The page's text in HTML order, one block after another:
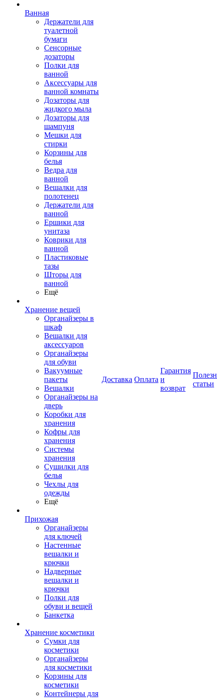
Ванная
Держатели для
туалетной
бумаги
Сенсорные
дозаторы
Полки для
ванной
Аксессуары для
ванной комнаты
Дозаторы для
жидкого мыла
Дозаторы для
шампуня
Мешки для
стирки
Корзины для
белья
Ведра для
ванной
Вешалки для
полотенец
Держатели для
ванной
Ершики для
унитаза
Коврики для
ванной
Пластиковые
тазы
Шторы для
ванной
Ещё
Хранение вещей
Органайзеры в
шкаф
Вешалки для
аксессуаров
Органайзеры
для обуви
Вакуумные
пакеты
Вешалки
Органайзеры на
дверь
Коробки для
хранения
Кофры для
хранения
Системы
хранения
Сушилки для
белья
Чехлы для
одежды
Ещё
Прихожая
Органайзеры
для ключей
Настенные
вешалки и
крючки
Надверные
вешалки и
крючки
Полки для
обуви и вещей
Банкетка
Хранение косметики
Сумки для
косметики
Органайзеры
для косметики
Корзины для
косметики
Контейнеры для
Доставка Оплата
Гарантия
и
возврат
статьи